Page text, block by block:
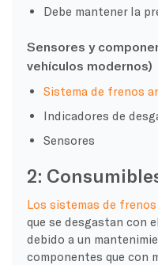
Debe mantener la
Sensores y
vehículos modernos)
Sistema de frenos
Indicadores de
Sensores
2:
Los sistemas de
que se desgastan con
debido a un
componentes que con